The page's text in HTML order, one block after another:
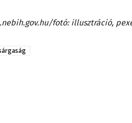
fotó: illusztráció,